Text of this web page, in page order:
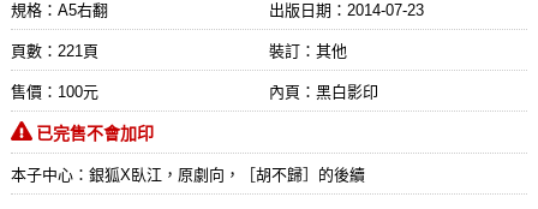
規格：A5右翻 出版日期： 2014-07-23
頁數：221頁 裝訂：其他
售價：100元 內頁：黑白影印
已完售不會加印
本子中心：銀狐X臥江，原劇向，［胡不歸］的後續